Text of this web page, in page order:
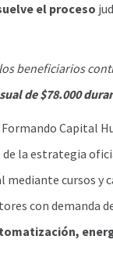
el proceso
beneficiarios
de $78.000
Capital
la estrategia
mediante cursos y
con demanda